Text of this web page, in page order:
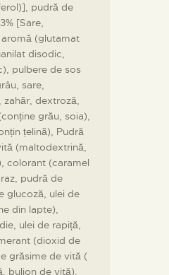
pudră de
[Sare,
(glutamat
disodic,
pulbere de sos
sare,
dextroză,
grău, soia),
țelină), Pudră
(maltodextrină,
colorant (caramel
pudră de
glucoză, ulei de
​​​​din lapte),
ulei de rapiță,
(dioxid de
grăsime de vită (
bulion de vită),